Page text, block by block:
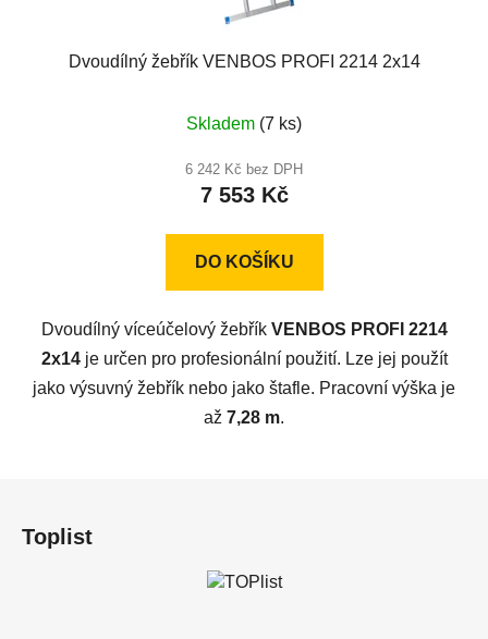
Dvoudílný žebřík VENBOS PROFI 2214 2x14
hodnocení
produktu
je
z
Skladem (7 ks)
6 242 Kč bez DPH
7 553 Kč
DO KOŠÍKU
Dvoudílný víceúčelový žebřík VENBOS PROFI 2214
2x14je určen pro profesionální použití. Lze jej použít
jako výsuvný žebřík nebo jako štafle. Pracovní výška je
až 7,28 m.
Toplist